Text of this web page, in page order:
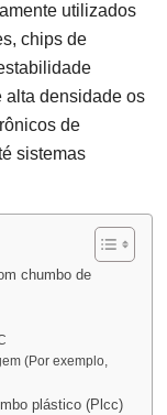
utilizados
chips de
alta densidade os
de
sistemas
chumbo de
(Por exemplo,
plástico (Plcc)